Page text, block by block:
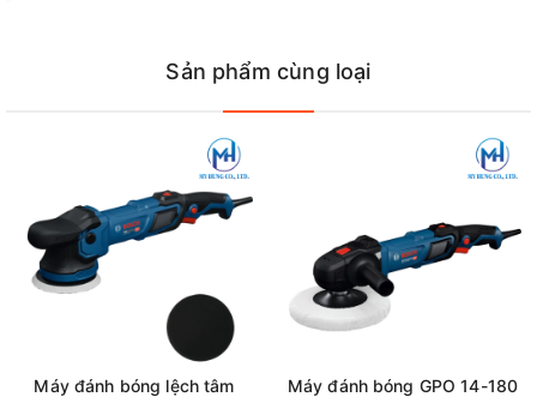
Công Ty TNHH Điện Cơ Mỹ Hưng
Địa chỉ: 700 Quốc lộ 1A, Tân Biên, Biên Hòa, Đồng Nai
Hotline / Zalo: 0944 180 915
Facebook.com/diencomyhung
Website :myhungvn.com
Gmail:makitadongnai@gmail.com
Sản phẩm cùng loại
Máy đánh bóng lệch tâm
Máy đánh bóng GPO 14-180